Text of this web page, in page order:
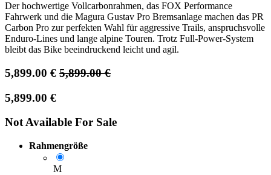
Der hochwertige Vollcarbonrahmen, das FOX Performance
Fahrwerk und die Magura Gustav Pro Bremsanlage machen das PR
Carbon Pro zur perfekten Wahl für aggressive Trails, anspruchsvolle
Enduro-Lines und lange alpine Touren. Trotz Full-Power-System
bleibt das Bike beeindruckend leicht und agil.
5,899.00 € 5,899.00€
5,899.00 €
Not Available For Sale
Rahmengröße
M